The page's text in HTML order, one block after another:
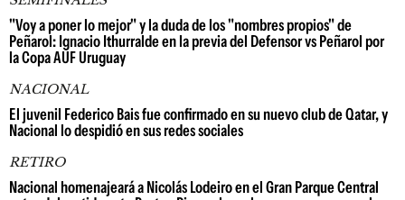
"Voy a poner lo mejor" y la duda de los "nombres propios" de
Peñarol: Ignacio Ithurralde en la previa del Defensor vs Peñarol por
la Copa AUF Uruguay
NACIONAL
El juvenil Federico Bais fue confirmado en su nuevo club de Qatar, y
Nacional lo despidió en sus redes sociales
RETIRO
Nacional homenajeará a Nicolás Lodeiro en el Gran Parque Central